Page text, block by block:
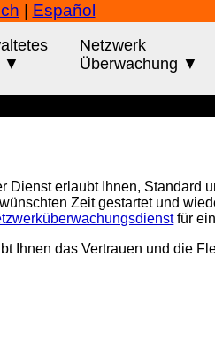
Español
▼
Netzwerk
Überwachung ▼
erlaubt Ihnen, Standard
Zeit gestartet und
für
das Vertrauen und die